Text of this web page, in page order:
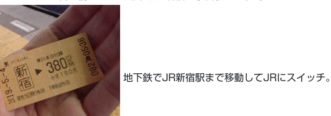
地下鉄でJR新宿駅まで移動してJRにスイッチ。